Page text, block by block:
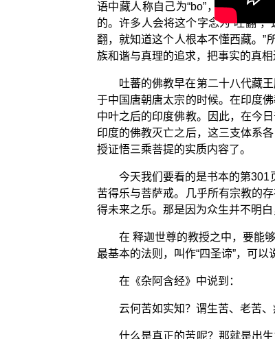
语中藏人称自己为“bo”，英文中
的。许多人会将这个字念为“吐翻”
翻，就知道这个人根本不懂西藏。”
族和谐与真理的追求，把事实的真
吐蕃的佛教早在第二十八代藏
于中国唐朝唐太宗的时候。在印度
中叶之后的印度佛教。因此，在今
印度的佛教灭亡之后，这三支体系
授证悟三乘菩提的实质内容了。
今天我们要看的是书本的第
苦得乐与菩萨戒。几乎所有宗教的
得未来之乐。那是因为众生并不明
在 释迦世尊的教授之中，要能
最基本的法则，叫作“四圣谛”，可以
在《杂阿含经》中说到：
云何苦如实知？谓生苦、老苦
什么是真正的苦呢？那就是出